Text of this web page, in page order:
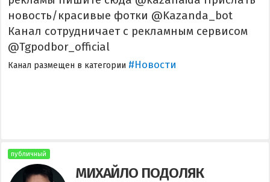
новость/красивые фотки @Kazanda_bot
Канал сотрудничает с рекламным сервисом
@Tgpodbor_official
Канал размещен в категории #Новости
публичный
МИХАЙЛО ПОДОЛЯК